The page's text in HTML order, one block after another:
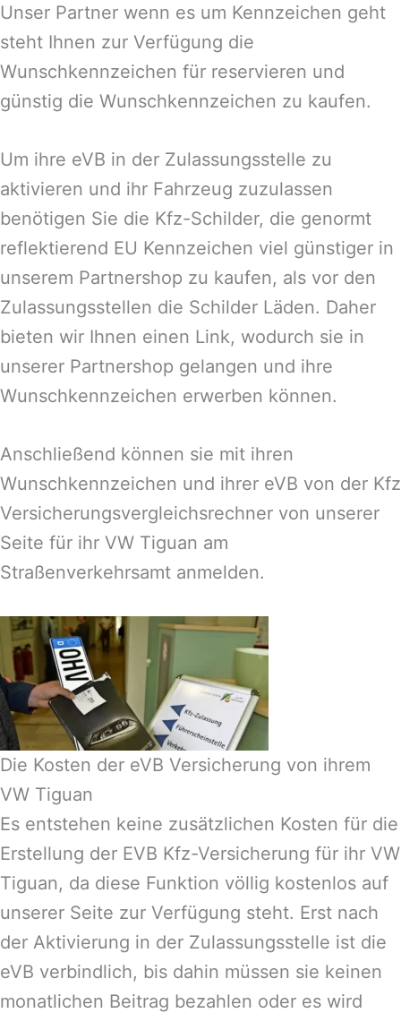
Unser Partner wenn es um Kennzeichen geht
steht Ihnen zur Verfügung die
Wunschkennzeichen für reservieren und
günstig die Wunschkennzeichen zu kaufen.
Um ihre eVB in der Zulassungsstelle zu
aktivieren und ihr Fahrzeug zuzulassen
benötigen Sie die Kfz-Schilder, die genormt
reflektierend EU Kennzeichen viel günstiger in
unserem Partnershop zu kaufen, als vor den
Zulassungsstellen die Schilder Läden. Daher
bieten wir Ihnen einen Link, wodurch sie in
unserer Partnershop gelangen und ihre
Wunschkennzeichen erwerben können.
Anschließend können sie mit ihren
Wunschkennzeichen und ihrer eVB von der Kfz
Versicherungsvergleichsrechner von unserer
Seite für ihr VW Tiguan am
Straßenverkehrsamt anmelden.
Die Kosten der eVB Versicherung von ihrem
VW Tiguan
Es entstehen keine zusätzlichen Kosten für die
Erstellung der EVB Kfz-Versicherung für ihr VW
Tiguan, da diese Funktion völlig kostenlos auf
unserer Seite zur Verfügung steht. Erst nach
der Aktivierung in der Zulassungsstelle ist die
eVB verbindlich, bis dahin müssen sie keinen
monatlichen Beitrag bezahlen oder es wird